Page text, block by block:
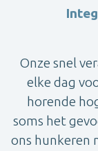
Onze snel
elke dag
horende
soms het
ons hunkeren